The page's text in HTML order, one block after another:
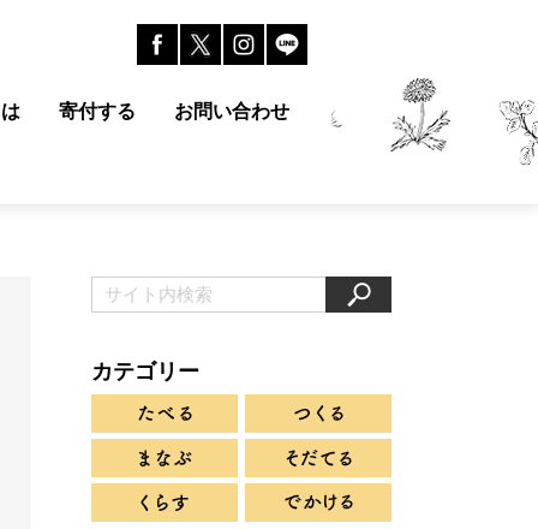
寄付する お問い合わせ
カテゴリー